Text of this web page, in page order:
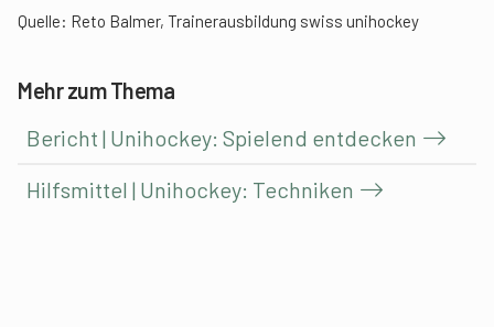
Quelle: Reto Balmer, Trainerausbildung swiss unihockey
Mehr zum Thema
Bericht | Unihockey: Spielend entdecken
Hilfsmittel | Unihockey: Techniken